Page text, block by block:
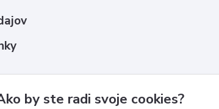
by ste radi svoje cookies?